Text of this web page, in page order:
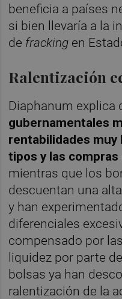
beneficia a países
si bien llevaría a la
de fracking en
Ralentización
Diaphanum explica
gubernamentales
rentabilidades
tipos y las
mientras que los
descuentan una
y han
diferenciales
compensado por
liquidez por parte
bolsas ya han
ralentización de la